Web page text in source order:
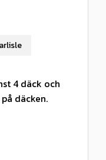
4 däck och
däcken.